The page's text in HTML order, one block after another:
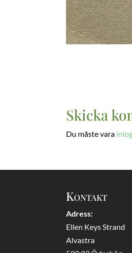
Skicka
Du måste vara
Kontakt
Adress:
Ellen Keys Strand
Alvastra